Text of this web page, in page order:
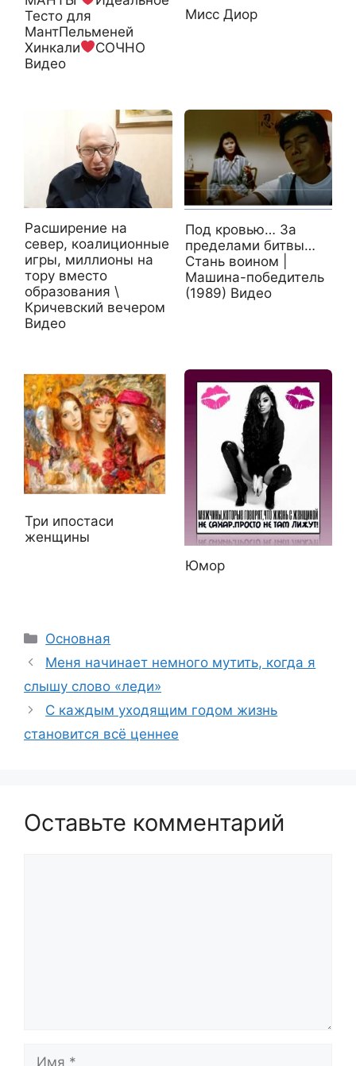
Тесто для
МантПельменей
Хинкали
СОЧНО
Видео
Мисс Диор
Расширение на
север, коалиционные
игры, миллионы на
тору вместо
образования \
Кричевский вечером
Видео
Под кровью… За
пределами битвы…
Стань воином |
Машина-победитель
(1989) Видео
Три ипостаси
женщины
Юмор
Рубрики
Основная
Меня начинает немного мутить, когда я
слышу слово «леди»
С каждым уходящим годом жизнь
становится всё ценнее
Оставьте комментарий
Имя